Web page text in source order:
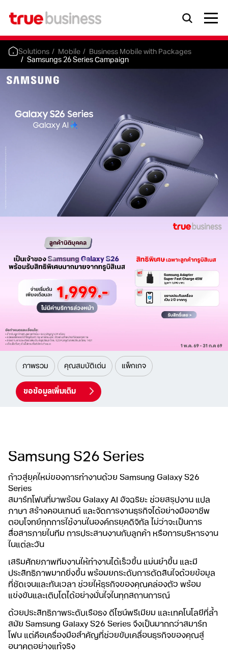
Solutions Mobile Business Mobile with Packages
Samsungs 26 Series Campaign
ภาพรวม คุณสมบัติเด่น แพ็กเกจ
ขอข้อมูลเพิ่มเติม
Samsung S26 Series
ก้าวสู่ยุคใหม่ของการทำงานด้วย Samsung Galaxy S26
Series
สมาร์ทโฟนที่มาพร้อม Galaxy AI อัจฉริยะ ช่วยสรุปงาน แปล
ภาษา สร้างคอนเทนต์ และจัดการงานธุรกิจได้อย่างมืออาชีพ
ตอบโจทย์ทุกการใช้งานในองค์กรยุคดิจิทัล ไม่ว่าจะเป็นการ
สื่อสารภายในทีม การประสานงานกับลูกค้า หรือการบริหารงาน
ในแต่ละวัน
เสริมศักยภาพทีมงานให้ทำงานได้เร็วขึ้น แม่นยำขึ้น และมี
ประสิทธิภาพมากยิ่งขึ้น พร้อมยกระดับการตัดสินใจด้วยข้อมูล
ที่ชัดเจนและทันเวลา ช่วยให้ธุรกิจของคุณคล่องตัว พร้อม
แข่งขันและเติบโตได้อย่างมั่นใจในทุกสถานการณ์
ด้วยประสิทธิภาพระดับเรือธง ดีไซน์พรีเมียม และเทคโนโลยีที่ล้ำ
สมัย Samsung Galaxy S26 Series จึงเป็นมากกว่าสมาร์ท
โฟน แต่คือเครื่องมือสำคัญที่ช่วยขับเคลื่อนธุรกิจของคุณสู่
อนาคตอย่างแท้จริง